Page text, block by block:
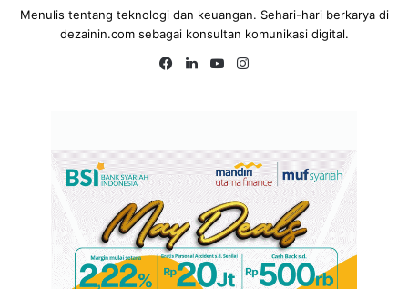
Menulis tentang teknologi dan keuangan. Sehari-hari berkarya di
dezainin.com sebagai konsultan komunikasi digital.
Fa
Lin
Yo